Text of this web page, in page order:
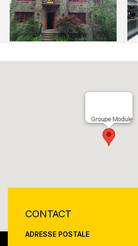
Groupe Module
CONTACT
ADRESSE POSTALE